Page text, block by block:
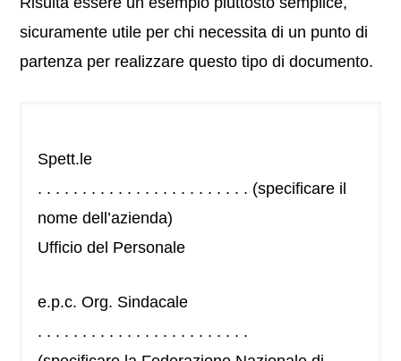
sicuramente utile per chi necessita di un punto di
partenza per realizzare questo tipo di documento.
Spett.le
. . . . . . . . . . . . . . . . . . . . . . . . (specificare il
nome dell’azienda)
Ufficio del Personale
e.p.c. Org. Sindacale
. . . . . . . . . . . . . . . . . . . . . . . .